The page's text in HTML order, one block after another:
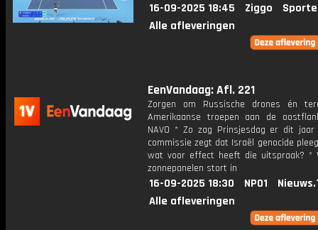
16-09-2025 18:45 Ziggo
Alle afleveringen
EenVandaag: Afl. 221
Zorgen om Russische drones én
Amerikaanse troepen aan de
NAVO * Zo zag Prinsjesdag er dit
commissie zegt dat Israël genocide
wat voor effect heeft die uitspraak? *
zonnepanelen stort in
16-09-2025 18:30 NPO1
Alle afleveringen